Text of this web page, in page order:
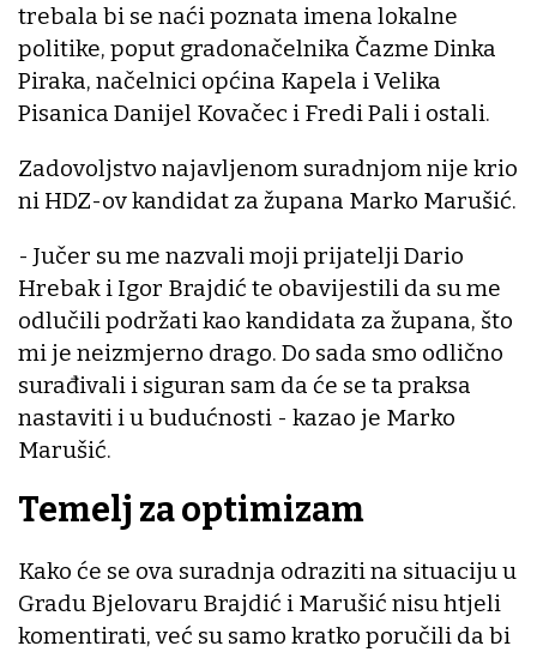
trebala bi se naći poznata imena lokalne
politike, poput gradonačelnika Čazme Dinka
Piraka, načelnici općina Kapela i Velika
Pisanica Danijel Kovačec i Fredi Pali i ostali.
Zadovoljstvo najavljenom suradnjom nije krio
ni HDZ-ov kandidat za župana Marko Marušić.
- Jučer su me nazvali moji prijatelji Dario
Hrebak i Igor Brajdić te obavijestili da su me
odlučili podržati kao kandidata za župana, što
mi je neizmjerno drago. Do sada smo odlično
surađivali i siguran sam da će se ta praksa
nastaviti i u budućnosti - kazao je Marko
Marušić.
Temelj za optimizam
Kako će se ova suradnja odraziti na situaciju u
Gradu Bjelovaru Brajdić i Marušić nisu htjeli
komentirati, već su samo kratko poručili da bi